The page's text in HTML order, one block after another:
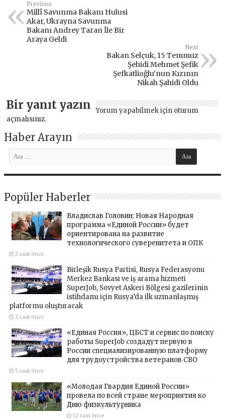
Previous
Millî Savunma Bakanı Hulusi
Akar, Ukrayna Savunma
Bakanı Andrey Taran İle Bir
Araya Geldi
Next
Bakan Selçuk, 15 Temmuz
Şehidi Mehmet Şefik
Şefkatlioğlu’nun Kızının
Nikah Şahidi Oldu
Bir yanıt yazın Yorum yapabilmek için oturum
açmalısınız.
Haber Arayın
Popüler Haberler
Владислав Головин: Новая Народная
программа «Единой России» будет
ориентирована на развитие
технологического суверенитета и ОПК
2 saat önce
Birleşik Rusya Partisi, Rusya Federasyonu
Merkez Bankası ve iş arama hizmeti
SuperJob, Sovyet Askeri Bölgesi gazilerinin
istihdamı için Rusya’da ilk uzmanlaşmış
platformu oluşturacak
2 saat önce
«Единая Россия», ЦБСТ и сервис по поиску
работы SuperJob создадут первую в
России специализированную платформу
для трудоустройства ветеранов СВО
5 saat önce
«Молодая Гвардия Единой России»
провела по всей стране мероприятия ко
Дню физкультурника
12 saat önce